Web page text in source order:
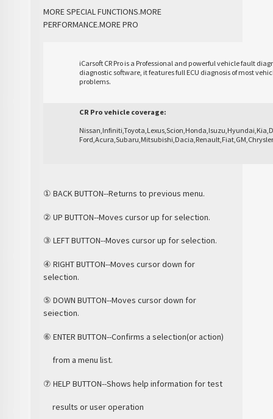
MORE SPECIAL FUNCTIONS.MORE
PERFORMANCE.MORE PRO
iCarsoft CR Pro is a Professional and powerful vehicle fault
diagnostic software, it features full ECU diagnosis of most
problems.
CR Pro vehicle coverage:
① BACK BUTTON--Returns to previous menu.
② UP BUTTON--Moves cursor up for selection.
③ LEFT BUTTON--Moves cursor up for selection.
④ RIGHT BUTTON--Moves cursor down for
selection.
⑤ DOWN BUTTON--Moves cursor down for
seiection.
⑥ ENTER BUTTON--Confirms a selection(or action)
from a menu list.
⑦ HELP BUTTON--Shows help information for test
results or user operation